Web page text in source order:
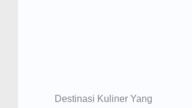
Destinasi Kuliner Yang